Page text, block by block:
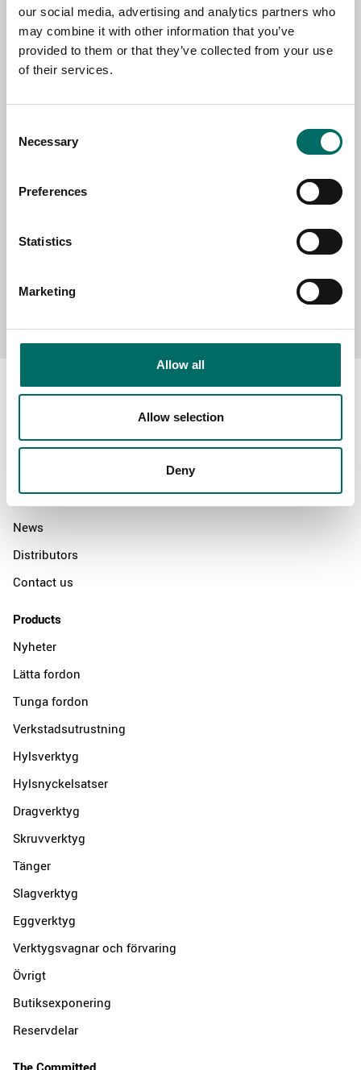
our social media, advertising and analytics partners who
may combine it with other information that you’ve
provided to them or that they’ve collected from your use
of their services.
Selection
Necessary
Preferences
Statistics
Marketing
Allow all
Allow selection
Deny
SELECT COUNTRY
About
The Kamasa Tools warranty
News
Distributors
Contact us
Products
Nyheter
Lätta fordon
Tunga fordon
Verkstadsutrustning
Hylsverktyg
Hylsnyckelsatser
Dragverktyg
Skruvverktyg
Tänger
Slagverktyg
Eggverktyg
Verktygsvagnar och förvaring
Övrigt
Butiksexponering
Reservdelar
The Committed